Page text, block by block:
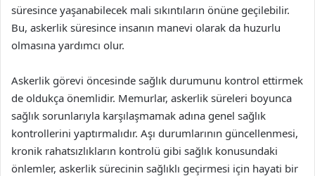
süresince yaşanabilecek mali sıkıntıların önüne geçilebilir.
Bu, askerlik süresince insanın manevi olarak da huzurlu
olmasına yardımcı olur.
Askerlik görevi öncesinde sağlık durumunu kontrol ettirmek
de oldukça önemlidir. Memurlar, askerlik süreleri boyunca
sağlık sorunlarıyla karşılaşmamak adına genel sağlık
kontrollerini yaptırmalıdır. Aşı durumlarının güncellenmesi,
kronik rahatsızlıkların kontrolü gibi sağlık konusundaki
önlemler, askerlik sürecinin sağlıklı geçirmesi için hayati bir